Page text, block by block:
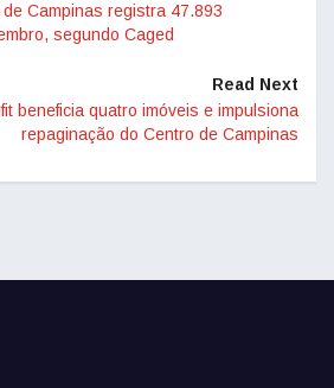
Campinas registra 47.893
segundo Caged
Read Next
beneficia quatro imóveis e impulsiona
repaginação do Centro de Campinas